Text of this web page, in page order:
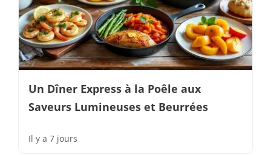
Un Dîner Express à la Poêle aux
Saveurs Lumineuses et Beurrées
Il y a 7 jours